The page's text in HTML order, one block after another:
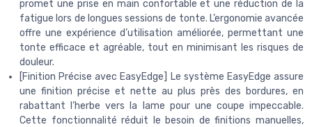
promet une prise en main confortable et une réduction de la
fatigue lors de longues sessions de tonte. L’ergonomie avancée
offre une expérience d’utilisation améliorée, permettant une
tonte efficace et agréable, tout en minimisant les risques de
douleur.
[Finition Précise avec EasyEdge] Le système EasyEdge assure
une finition précise et nette au plus près des bordures, en
rabattant l’herbe vers la lame pour une coupe impeccable.
Cette fonctionnalité réduit le besoin de finitions manuelles,